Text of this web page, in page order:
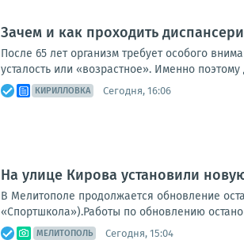
Зачем и как проходить
После 65 лет организм требует особого
усталость или «возрастное». Именно
КИРИЛЛОВКА Сегодня, 16:06
На улице Кирова установили
В Мелитополе продолжается обновление
«Спортшкола»).Работы по обновлению
МЕЛИТОПОЛЬ Сегодня, 15:04